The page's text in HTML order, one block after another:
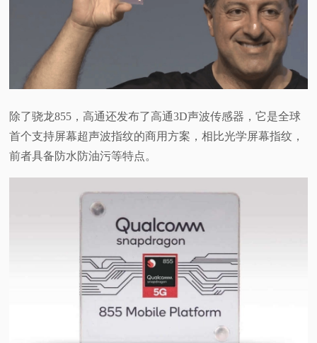
除了骁龙855，高通还发布了高通3D声波传感器，它是全球
首个支持屏幕超声波指纹的商用方案，相比光学屏幕指纹，
前者具备防水防油污等特点。